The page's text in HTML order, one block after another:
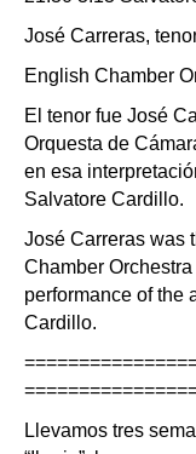
José Carreras,
English Chamber
El tenor fue José
Orquesta de
en esa
Salvatore Cardillo.
José Carreras was
Chamber
performance of the
Cardillo.
Llevamos tres